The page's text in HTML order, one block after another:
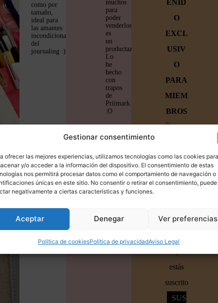
Gestionar consentimiento
ofrecer las mejores experiencias, utilizamos tecnologías como las cookies para
y/o acceder a la información del dispositivo. El consentimiento de estas
nos permitirá procesar datos como el comportamiento de navegación o
únicas en este sitio. No consentir o retirar el consentimiento, puede
negativamente a ciertas características y funciones.
Aceptar Denegar Ver preferencias
Política de cookiesPolítica de privacidadAviso Legal
como por
tamaño,
ideal para
las amantes
incondicionales
del
journaling :)
muchos
para
poder
venderlos,
es
un
productazo!
Lo
he
hecho
con
trapos
de
Priimark
:O
ENID
O
EXCL
USIV
O
PARA
MIEM
BROS
Únete a
familia
y
crear
estás
suscrito
SUS